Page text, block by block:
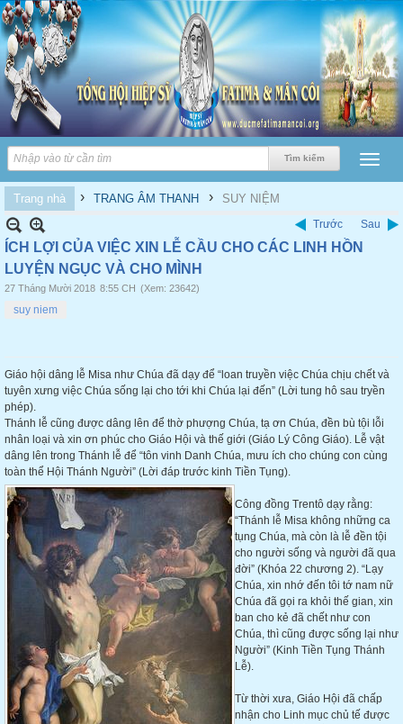
Trang nhà › TRANG ÂM THANH › SUY NIỆM
Trước Sau
ÍCH LỢI CỦA VIỆC XIN LỄ CẦU CHO CÁC LINH HỒN
LUYỆN NGỤC VÀ CHO MÌNH
27 Tháng Mười 2018 8:55 CH (Xem: 23642)
suy niem
Giáo hội dâng lễ Misa như Chúa đã dạy để “loan truyền việc Chúa chịu chết và
tuyên xưng việc Chúa sống lại cho tới khi Chúa lại đến” (Lời tung hô sau tryền
phép).
Thánh lễ cũng được dâng lên để thờ phượng Chúa, tạ ơn Chúa, đền bù tội lỗi
nhân loại và xin ơn phúc cho Giáo Hội và thế giới (Giáo Lý Công Giáo). Lễ vật
dâng lên trong Thánh lễ để “tôn vinh Danh Chúa, mưu ích cho chúng con cùng
toàn thể Hội Thánh Người” (Lời đáp trước kinh Tiền Tụng).
Công đồng Trentô dạy rằng:
“Thánh lễ Misa không những ca
tụng Chúa, mà còn là lễ đền tội
cho người sống và người đã qua
đời” (Khóa 22 chương 2). “Lạy
Chúa, xin nhớ đến tôi tớ nam nữ
Chúa đã gọi ra khỏi thế gian, xin
ban cho kẻ đã chết như con
Chúa, thì cũng được sống lại như
Người” (Kinh Tiền Tụng Thánh
Lễ).
Từ thời xưa, Giáo Hội đã chấp
nhận cho Linh mục chủ tế được